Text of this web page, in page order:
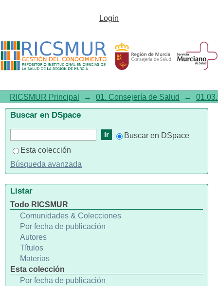
Protocolo de uso fuera de ficha
Fotemustina en Gliomas de Alto
Grado
Login
RICSMUR Principal → 01. Consejería de Salud →
Buscar en DSpace
Buscar en DSpace
Esta colección
Búsqueda avanzada
Listar
Todo RICSMUR
Comunidades & Colecciones
Por fecha de publicación
Autores
Títulos
Materias
Esta colección
Por fecha de publicación